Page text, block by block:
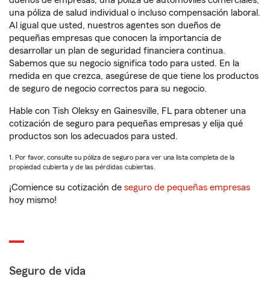
una póliza de salud individual o incluso compensación laboral.
Al igual que usted, nuestros agentes son dueños de
pequeñas empresas que conocen la importancia de
desarrollar un plan de seguridad financiera continua.
Sabemos que su negocio significa todo para usted. En la
medida en que crezca, asegúrese de que tiene los productos
de seguro de negocio correctos para su negocio.
Hable con Tish Oleksy en Gainesville, FL para obtener una
cotización de seguro para pequeñas empresas y elija qué
productos son los adecuados para usted.
1. Por favor, consulte su póliza de seguro para ver una lista completa de la
propiedad cubierta y de las pérdidas cubiertas.
¡Comience su cotización de seguro de pequeñas empresas
hoy mismo!
Seguro de vida